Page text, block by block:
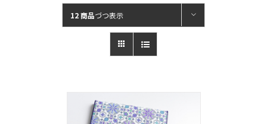
12 商品づつ表示